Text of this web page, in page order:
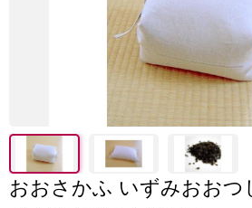
おおさかふ いずみおおつ